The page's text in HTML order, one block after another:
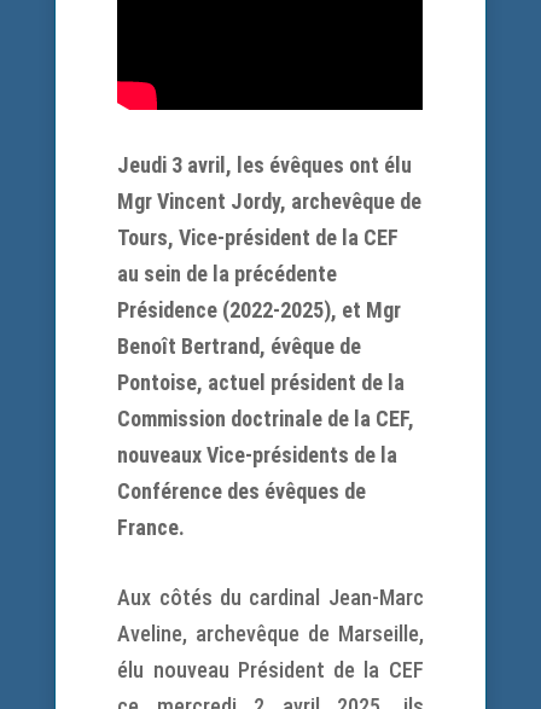
Jeudi 3 avril, les évêques ont élu
Mgr Vincent Jordy, archevêque de
Tours, Vice-président de la CEF
au sein de la précédente
Présidence (2022-2025), et Mgr
Benoît Bertrand, évêque de
Pontoise, actuel président de la
Commission doctrinale de la CEF,
nouveaux Vice-présidents de la
Conférence des évêques de
France.
Aux côtés du cardinal Jean-Marc
Aveline, archevêque de Marseille,
élu nouveau Président de la CEF